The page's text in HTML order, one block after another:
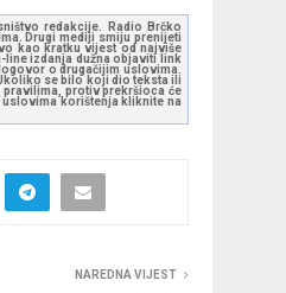
redakcije. Radio Brčko
Drugi mediji smiju prenijeti
kao kratku vijest od najviše
izdanja dužna objaviti link
o drugačijim uslovima.
se bilo koji dio teksta ili
protiv prekršioca će
korištenja kliknite na
NAREDNA VIJEST